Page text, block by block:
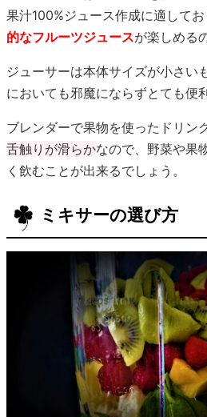
果汁100%ジュース作成に適してお
的なフルーツジュースが楽しめる
ジューサーは本体サイズが小さい
においても邪魔にならずとても便
ブレンダーで果物を使ったドリン
舌触りが滑らかなので、野菜や果
く飲むことが出来るでしょう。
ミキサーの選び方